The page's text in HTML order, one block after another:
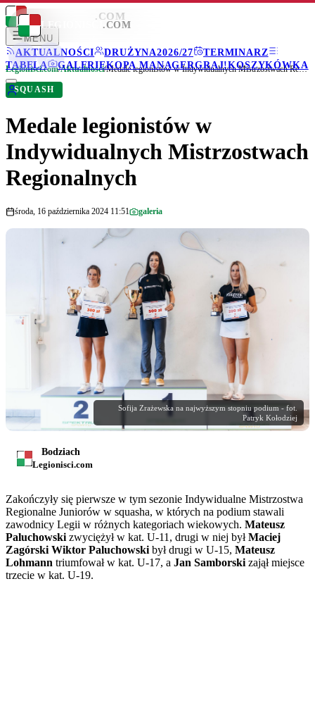
LEGIONISCI .COM
MENU
AKTUALNOŚCI
DRUŻYNA2026/27
TERMINARZ
TABELA
GALERIEKOPA MANAGERGRAJ!KOSZYKÓWKA
LEGIONISCI .COM
Legionisci.com/Aktualności/ Medale legionistów w Indywidualnych Mistrzostwach Regionalnych
SQUASH
Medale legionistów w
Indywidualnych Mistrzostwach
Regionalnych
środa, 16 października 2024 11:51 galeria
Sofija Zrażewska na najwyższym stopniu podium - fot.
Patryk Kołodziej
Bodziach
Legionisci.com
Zakończyły się pierwsze w tym sezonie Indywidualne Mistrzostwa
Regionalne Juniorów w squasha, w których na podium stawali
zawodnicy Legii w różnych kategoriach wiekowych. Mateusz
Paluchowski zwyciężył w kat. U-11, drugi w niej byłMaciej
Zagórski Wiktor Paluchowski był drugi w U-15, Mateusz
Lohmann triumfował w kat. U-17, a Jan Samborski zajął miejsce
trzecie w kat. U-19.